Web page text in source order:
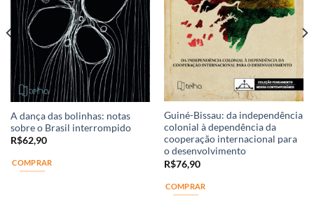
A dança das bolinhas: notas
sobre o Brasil interrompido
R$62,90
COMPRAR
Guiné-Bissau: da independência
colonial à dependência da
cooperação internacional para
o desenvolvimento
R$76,90
COMPRAR